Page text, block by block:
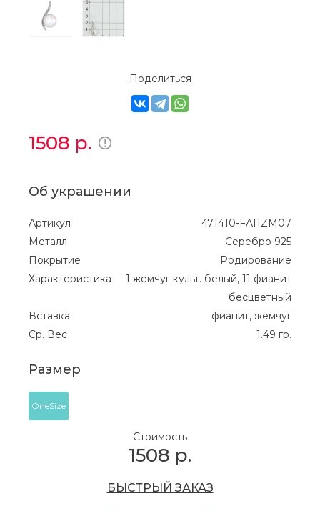
Поделиться
1508 р.
Об украшении
Артикул
471410-FA11ZM07
Металл
Серебро 925
Покрытие
Родирование
Характеристика
1 жемчуг культ. белый, 11 фианит
бесцветный
Вставка
фианит, жемчуг
Ср. Вес
1.49 гр.
Размер
OneSize
Стоимость
1508 р.
БЫСТРЫЙ ЗАКАЗ